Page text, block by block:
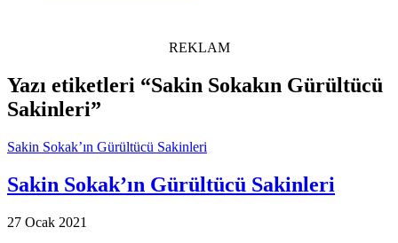
REKLAM
Yazı etiketleri “Sakin Sokakın Gürültücü
Sakinleri”
Sakin Sokak’ın Gürültücü Sakinleri
Sakin Sokak’ın Gürültücü Sakinleri
27 Ocak 2021